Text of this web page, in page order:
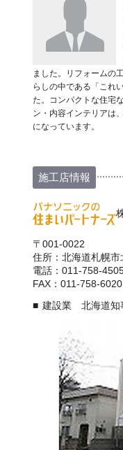
ました。リフォームの
らしの中である「これ
た。コンパクトな住宅
ン・内容インテリアは
になっています。
施工店情報
〒001-0022
住所：北海道札幌
電話：011-758-
FAX：011-758-6020
建設業 北海道知